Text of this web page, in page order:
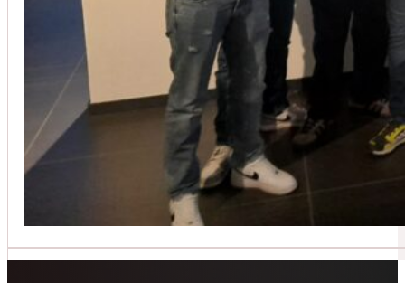
Jetzt kontaktieren